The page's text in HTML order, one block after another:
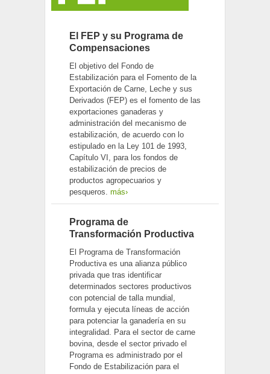
El FEP y su Programa de
Compensaciones
El objetivo del Fondo de
Estabilización para el Fomento de la
Exportación de Carne, Leche y sus
Derivados (FEP) es el fomento de las
exportaciones ganaderas y
administración del mecanismo de
estabilización, de acuerdo con lo
estipulado en la Ley 101 de 1993,
Capítulo VI, para los fondos de
estabilización de precios de
productos agropecuarios y
pesqueros. más›
Programa de
Transformación Productiva
El Programa de Transformación
Productiva es una alianza público
privada que tras identificar
determinados sectores productivos
con potencial de talla mundial,
formula y ejecuta líneas de acción
para potenciar la ganadería en su
integralidad. Para el sector de carne
bovina, desde el sector privado el
Programa es administrado por el
Fondo de Estabilización para el